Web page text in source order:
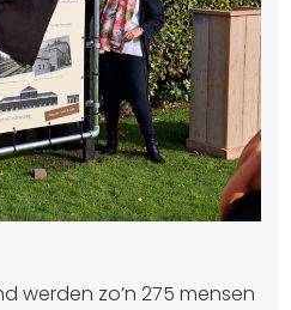
werden zo’n 275 mensen